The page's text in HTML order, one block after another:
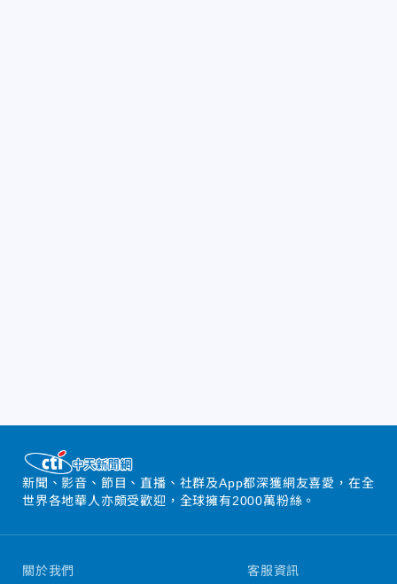
新聞、影音、節目、直播、社群及App都深獲網友喜愛，在全
世界各地華人亦頗受歡迎，全球擁有2000萬粉絲。
關於我們 客服資訊